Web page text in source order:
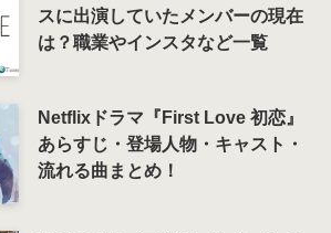
スに出演していたメンバーの現在
は？職業やインスタなど一覧
Netflixドラマ『First Love 初恋』
あらすじ・登場人物・キャスト・
流れる曲まとめ！